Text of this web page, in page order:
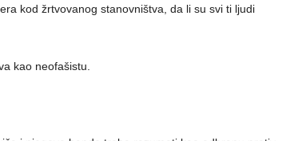
kod žrtvovanog stanovništva, da li su svi ti ljudi
kao neofašistu.